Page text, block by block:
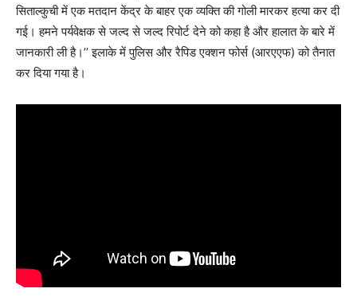
सिताल्कुची में एक मतदान केंद्र के बाहर एक व्यक्ति की गोली मारकर हत्या कर दी
गई। हमने पर्यवेक्षक से जल्द से जल्द रिपोर्ट देने को कहा है और हालात के बारे में
जानकारी ली है।’’ इलाके में पुलिस और रैपिड एक्शन फोर्स (आरएएफ) को तैनात
कर दिया गया है।